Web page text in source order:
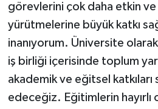
görevlerini çok daha etkin
yürütmelerine büyük katkı
inanıyorum. Üniversite olarak
iş birliği içerisinde toplum
akademik ve eğitsel katkıları
edeceğiz. Eğitimlerin hayırlı